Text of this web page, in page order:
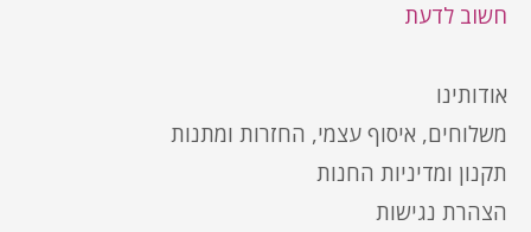
חשוב לדעת
אודותינו
משלוחים, איסוף עצמי, החזרות ומתנות
תקנון ומדיניות החנות
הצהרת נגישות